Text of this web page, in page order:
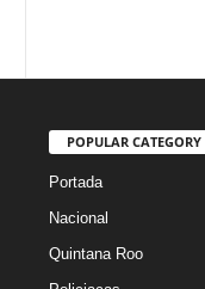
POPULAR CATEGORY
Portada
Nacional
Quintana Roo